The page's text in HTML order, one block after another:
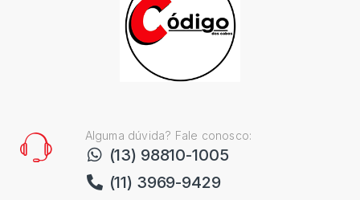
Alguma dúvida? Fale conosco:
(13) 98810-1005
(11) 3969-9429